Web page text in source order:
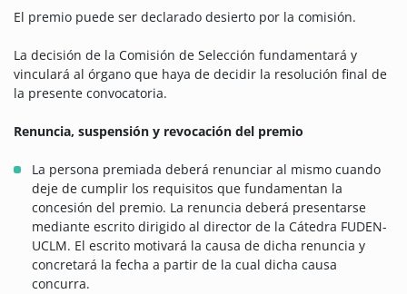
El premio puede ser declarado desierto por la comisión.
La decisión de la Comisión de Selección fundamentará y
vinculará al órgano que haya de decidir la resolución final de
la presente convocatoria.
Renuncia, suspensión y revocación del premio
La persona premiada deberá renunciar al mismo cuando
deje de cumplir los requisitos que fundamentan la
concesión del premio. La renuncia deberá presentarse
mediante escrito dirigido al director de la Cátedra FUDEN-
UCLM. El escrito motivará la causa de dicha renuncia y
concretará la fecha a partir de la cual dicha causa
concurra.